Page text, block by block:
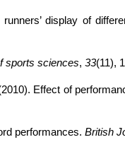
sports sciences, 33(11),
performances. British